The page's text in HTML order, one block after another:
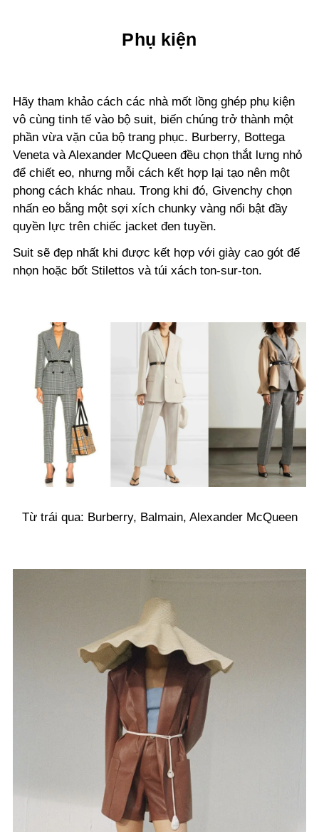
Phụ kiện
Hãy tham khảo cách các nhà mốt lồng ghép phụ kiện
vô cùng tinh tế vào bộ suit, biến chúng trở thành một
phần vừa vặn của bộ trang phục. Burberry, Bottega
Veneta và Alexander McQueen đều chọn thắt lưng nhỏ
để chiết eo, nhưng mỗi cách kết hợp lại tạo nên một
phong cách khác nhau. Trong khi đó, Givenchy chọn
nhấn eo bằng một sợi xích chunky vàng nổi bật đầy
quyền lực trên chiếc jacket đen tuyền.
Suit sẽ đẹp nhất khi được kết hợp với giày cao gót đế
nhọn hoặc bốt Stilettos và túi xách ton-sur-ton.
Từ trái qua: Burberry, Balmain, Alexander McQueen